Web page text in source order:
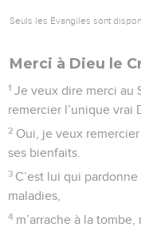
Seuls les Évangiles sont
Merci à Dieu le
1 Je veux dire merci au
remercier l’unique vrai
2 Oui, je veux
ses bienfaits.
3 C’est lui qui
maladies,
4 m’arrache à la